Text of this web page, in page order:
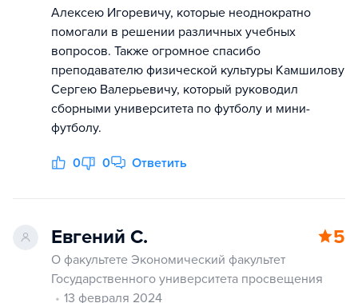
Алексею Игоревичу, которые неоднократно
помогали в решении различных учебных
вопросов. Также огромное спасибо
преподавателю физической культуры Камшилову
Сергею Валерьевичу, который руководил
сборными университета по футболу и мини-
футболу.
0 0 Ответить
Евгений С. 5
О факультете Экономический факультет
Государственного университета просвещения
13 февраля 2024